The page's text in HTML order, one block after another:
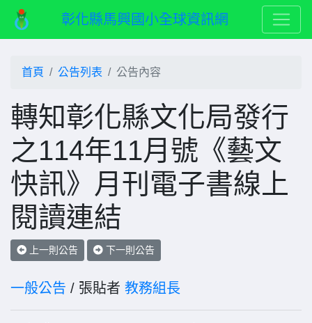
彰化縣馬興國小全球資訊網
首頁 公告列表 公告內容
轉知彰化縣文化局發行
之114年11月號《藝文
快訊》月刊電子書線上
閱讀連結
上一則公告 下一則公告
一般公告 / 張貼者 教務組長